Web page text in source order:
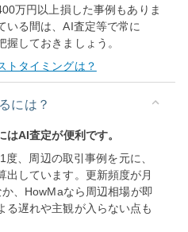
万円以上損した事例もありま
いる間は、AI査定等で常に
握しておきましょう。
トタイミングは？
には？
AI査定が便利です。
、周辺の取引事例を元に、
出しています。更新頻度が月
、HowMaなら周辺相場が即
る遅れや主観が入らない点も